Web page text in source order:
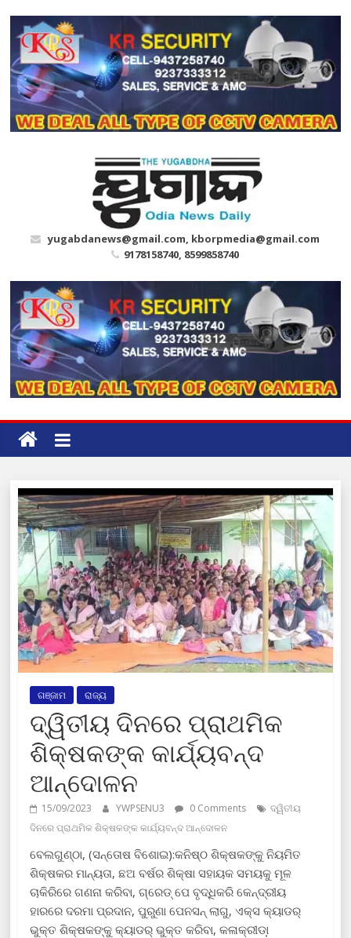
content
yugabdanews@gmail.com, kborpmedia@gmail.com
9178158740, 8599858740
ଗଞ୍ଜାମ ରାଜ୍ୟ
ଦ୍ୱିତୀୟ ଦିନରେ ପ୍ରାଥମିକ
ଶିକ୍ଷକଙ୍କ କାର୍ଯ୍ୟବନ୍ଦ
ଆନ୍ଦୋଳନ
15/09/2023 YWPSENU3 0 Comments
ଦ୍ୱିତୀୟ
ଦିନରେ ପ୍ରାଥମିକ ଶିକ୍ଷକଙ୍କ କାର୍ଯ୍ୟବନ୍ଦ ଆନ୍ଦୋଳନ
ବେଲଗୁଣ୍ଠା, (ସନ୍ତୋଷ ବିଶୋଇ):କନିଷ୍ଠ ଶିକ୍ଷକଙ୍କୁ ନିୟମିତ
ଶିକ୍ଷକର ମାନ୍ୟତା, ଛଅ ବର୍ଷର ଶିକ୍ଷା ସହାୟକ ସମୟକୁ ମୂଳ
ଚାକିରିରେ ଗଣନା କରିବା, ଗ୍ରେଡ୍ ପେ ବୃଦ୍ଧିକରି କେନ୍ଦ୍ରୀୟ
ହାରରେ ଦରମା ପ୍ରଦାନ, ପୁରୁଣା ପେନସନ୍ ଲାଗୁ, ଏକ୍ସ କ୍ୟାଡର୍
ଭୁକ୍ତ ଶିକ୍ଷକଙ୍କୁ କ୍ୟାଡର୍ ଭୁକ୍ତ କରିବା, କଳାକ୍ରୀଡା଼